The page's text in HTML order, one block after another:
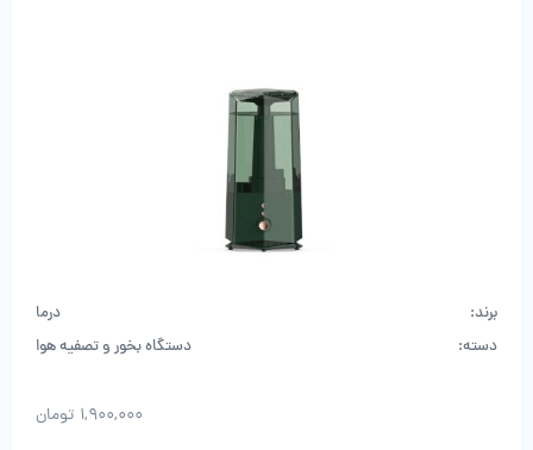
برند:
درما
دسته:
دستگاه بخور و تصفیه هوا
۱,۹۰۰,۰۰۰ تومان